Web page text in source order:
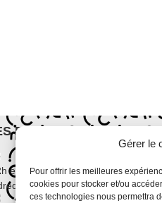
Gérer le
Pour offrir les meilleures
cookies pour stocker et/ou
ces technologies nous permettra
D'OUVERTURE
et 14h – 18h
: 9h – 12h et 13h30 –